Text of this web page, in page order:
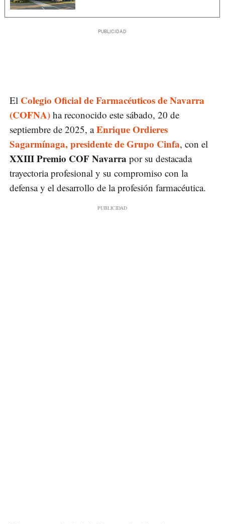
El Colegio Oficial de Farmacéuticos de Navarra
(COFNA) ha reconocido este sábado, 20 de
septiembre de 2025, aEnrique Ordieres
Sagarmínaga, presidente de Grupo Cinfa, con el
XXIII Premio COF Navarra por su destacada
trayectoria profesional y su compromiso con la
defensa y el desarrollo de la profesión farmacéutica.